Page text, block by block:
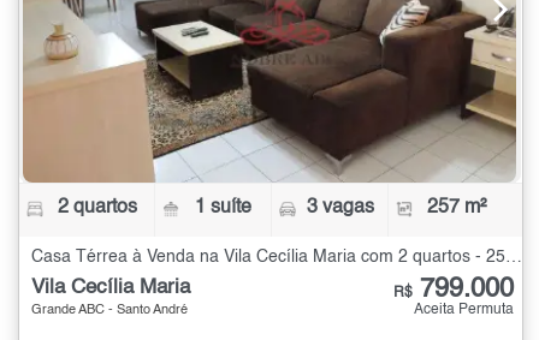
2 quartos 1 suíte 3 vagas 257 m²
Casa Térrea à Venda na Vila Cecília Maria com 2 quartos - 257 m²
Vila Cecília Maria
Grande ABC - Santo André
R$ 799.000
Aceita Permuta